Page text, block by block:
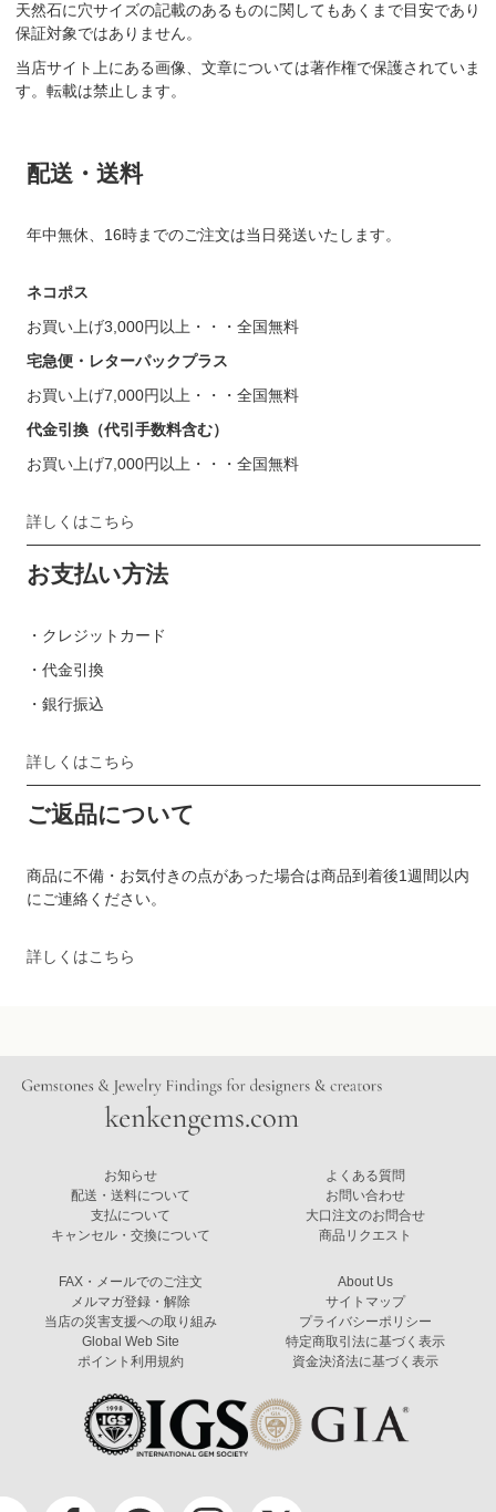
天然石に穴サイズの記載のあるものに関してもあくまで目安であり
保証対象ではありません。
当店サイト上にある画像、文章については著作権で保護されていま
す。転載は禁止します。
配送・送料
年中無休、16時までのご注文は当日発送いたします。
ネコポス
お買い上げ3,000円以上・・・全国無料
宅急便・レターパックプラス
お買い上げ7,000円以上・・・全国無料
代金引換（代引手数料含む）
お買い上げ7,000円以上・・・全国無料
詳しくはこちら
お支払い方法
・クレジットカード
・代金引換
・銀行振込
詳しくはこちら
ご返品について
商品に不備・お気付きの点があった場合は商品到着後1週間以内
にご連絡ください。
詳しくはこちら
お知らせ
配送・送料について
支払について
キャンセル・交換について
よくある質問
お問い合わせ
大口注文のお問合せ
商品リクエスト
FAX・メールでのご注文
メルマガ登録・解除
当店の災害支援への取り組み
Global Web Site
ポイント利用規約
About Us
サイトマップ
プライバシーポリシー
特定商取引法に基づく表示
資金決済法に基づく表示